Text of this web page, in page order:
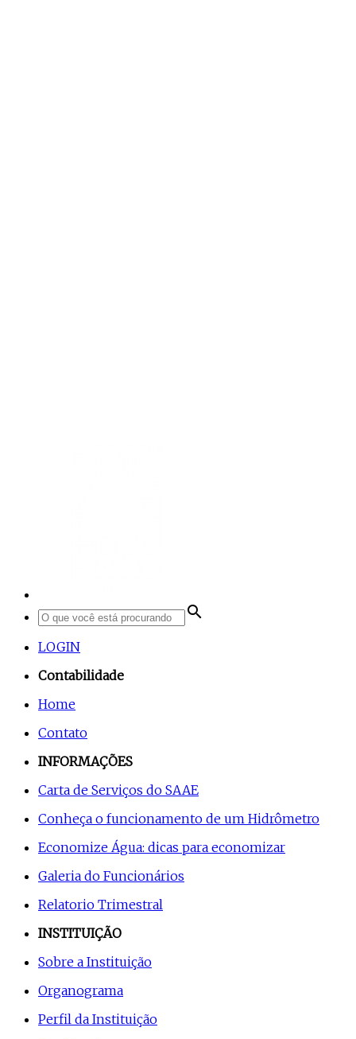
search
LOGIN
Contabilidade
Home
Contato
INFORMAÇÕES
Carta de Serviços do SAAE
Conheça o funcionamento de um Hidrômetro
Economize Água: dicas para economizar
Galeria do Funcionários
Relatorio Trimestral
INSTITUIÇÃO
Sobre a Instituição
Organograma
Perfil da Instituição